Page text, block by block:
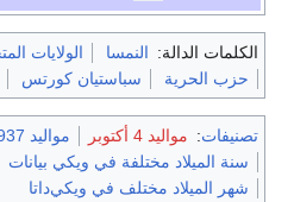
الكلمات الدالة: النمسا الولايات
حزب الحرية
سباستيان كورتس
تصنيفات: مواليد 4 أكتوبر
مواليد 1937
سنة الميلاد مختلفة في ويكي بيانات
شهر الميلاد مختلف في ويكي‌داتا